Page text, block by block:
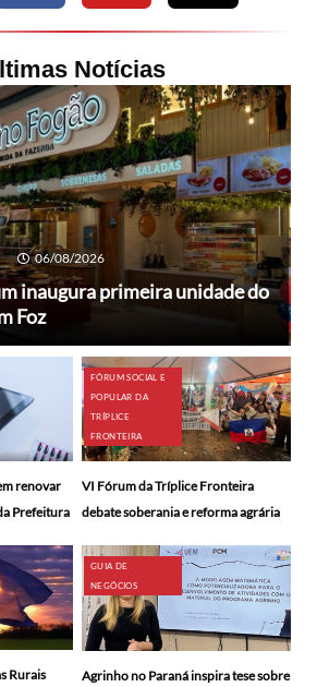
Notícias
06/08/2026
inaugura primeira unidade do
Foz
renovar
Prefeitura
FÓRUM SOCIAL E
POPULAR DA
TRÍPLICE
FRONTEIRA
VI Fórum da Tríplice Fronteira
debate soberania e reforma agrária
Rurais
GUIA DE
NEGÓCIOS
Agrinho no Paraná inspira tese sobre